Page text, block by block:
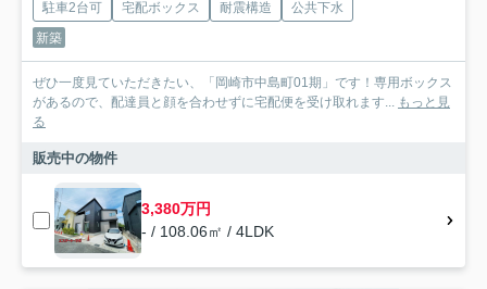
駐車2台可 宅配ボックス 耐震構造
公共下水
新築
ぜひ一度見ていただきたい、「岡崎市中島町01期」です！専用ボックス
があるので、配達員と顔を合わせずに宅配便を受け取れます... もっと見
る
販売中の物件
3,380万円
- / 108.06㎡ / 4LDK